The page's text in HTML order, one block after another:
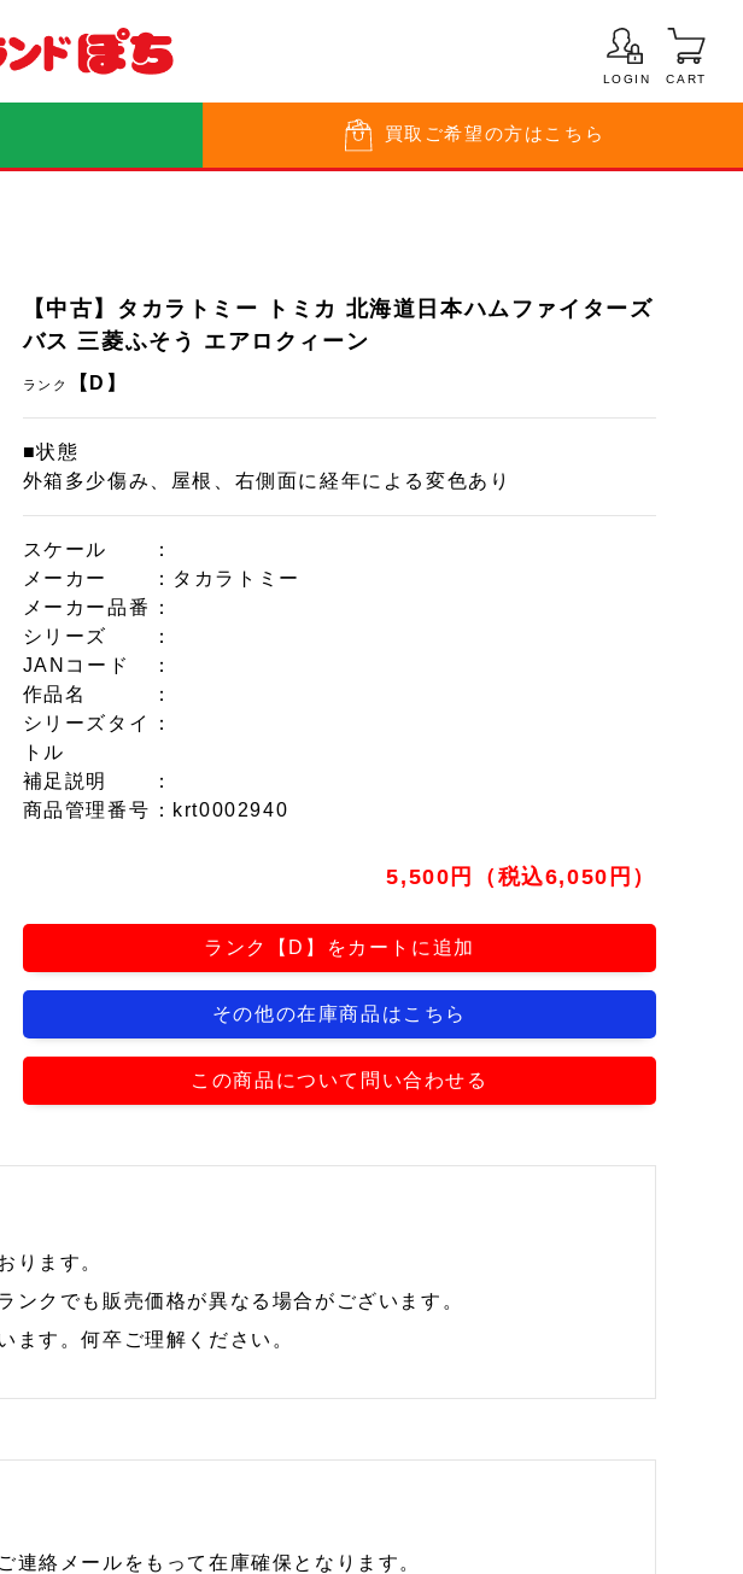
LOGIN CART
買取 ご希望の方はこちら
【中古】タカラトミー トミカ 北海道日本ハムファイターズ
バス 三菱ふそう エアロクィーン
ランク 【D】
■状態
外箱多少傷み、屋根、右側面に経年による変色あり
スケール
：
メーカー
：タカラトミー
メーカー品番
：
シリーズ
：
JANコード
：
作品名
：
シリーズタイ
トル
：
補足説明
：
商品管理番号 ：krt0002940
5,500円（税込6,050円）
ランク【D】をカートに追加
その他の在庫商品はこちら
この商品について問い合わせる
ります。
ンクでも販売価格が異なる場合がございます。
ます。何卒ご理解ください。
連絡メールをもって在庫確保となります。